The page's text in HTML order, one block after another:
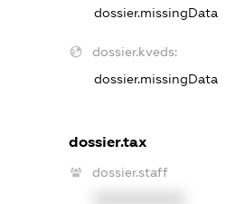
dossier.missingData
dossier.kveds:
dossier.missingData
dossier.tax
dossier.staff